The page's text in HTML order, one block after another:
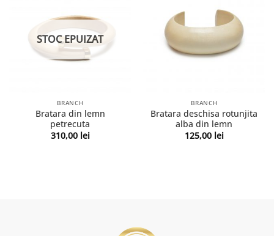
STOC EPUIZAT
BRANCH
Bratara din lemn
petrecuta
310,00 lei
BRANCH
Bratara deschisa rotunjita
alba din lemn
125,00 lei